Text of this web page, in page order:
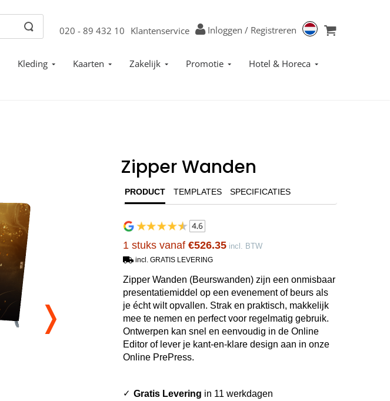
020 - 89 432 10 Klantenservice Inloggen / Registreren
Kleding Kaarten Zakelijk Promotie
Hotel & Horeca
Zipper Wanden
PRODUCT TEMPLATES SPECIFICATIES
1 stuks vanaf €526.35 incl. BTW
incl. GRATIS LEVERING
Zipper Wanden (Beurswanden) zijn een onmisbaar
presentatiemiddel op een evenement of beurs als
je écht wilt opvallen. Strak en praktisch, makkelijk
mee te nemen en perfect voor regelmatig gebruik.
Ontwerpen kan snel en eenvoudig in de Online
Editor of lever je kant-en-klare design aan in onze
Online PrePress.
Gratis Levering in 11 werkdagen